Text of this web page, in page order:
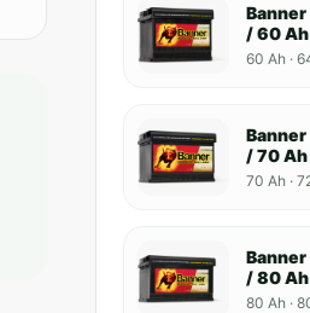
/ 60
Stop]
60 Ah ·
/ 70
Stop]
70 Ah ·
/ 80
Stop]
80 Ah ·